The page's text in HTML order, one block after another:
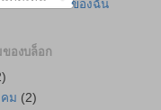
ของฉัน
องบล็อก
ม (2)